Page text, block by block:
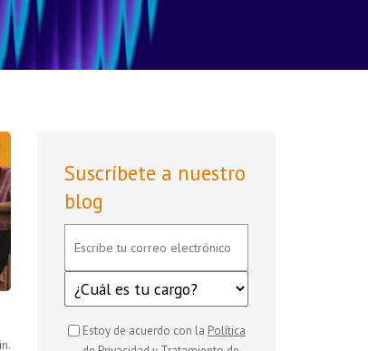
Suscríbete a nuestro
blog
Estoy de acuerdo con la Política